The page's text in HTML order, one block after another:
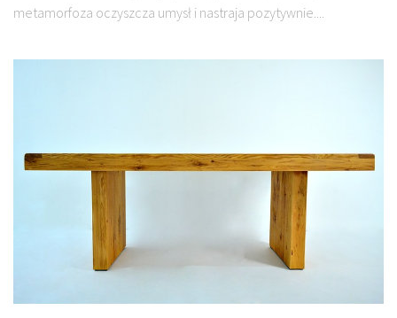
metamorfoza oczyszcza umysł i nastraja pozytywnie....